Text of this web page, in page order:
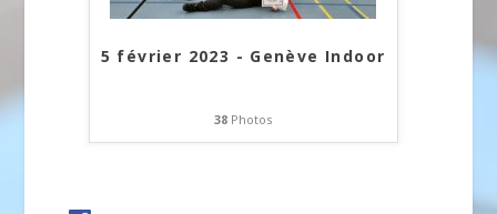
5 février 2023 - Genève Indoor
38 Photos